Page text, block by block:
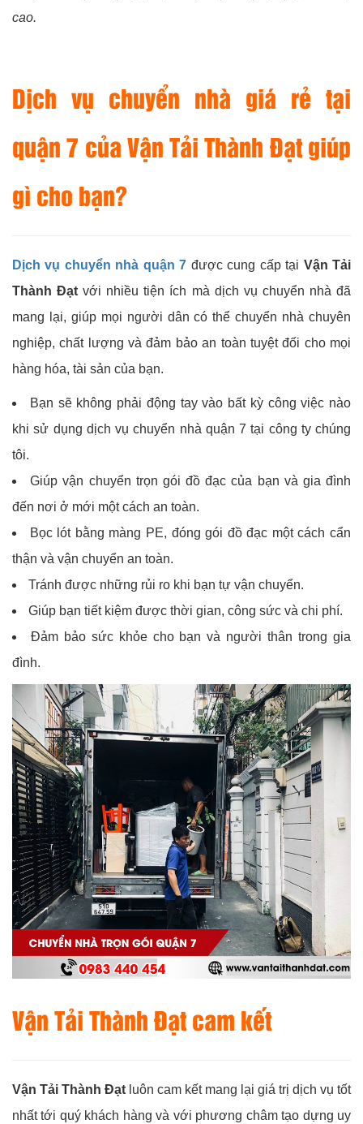
cao.
Dịch vụ chuyển nhà giá rẻ tại
quận 7 củaVận Tải Thành Đạtgiúp
gì cho bạn?
Dịch vụ chuyển nhà quận 7 được cung cấp tại Vận Tải
Thành Đạt với nhiều tiện ích mà dịch vụ chuyển nhà đã
mang lại, giúp mọi người dân có thể chuyển nhà chuyên
nghiệp, chất lượng và đảm bảo an toàn tuyệt đối cho mọi
hàng hóa, tài sản của bạn.
Bạn sẽ không phải động tay vào bất kỳ công việc nào
khi sử dụng dịch vụ chuyển nhà quận 7 tại công ty chúng
tôi.
Giúp vận chuyển trọn gói đồ đạc của bạn và gia đình
đến nơi ở mới một cách an toàn.
Bọc lót bằng màng PE, đóng gói đồ đạc một cách cẩn
thận và vận chuyển an toàn.
Tránh được những rủi ro khi bạn tự vận chuyển.
Giúp bạn tiết kiệm được thời gian, công sức và chi phí.
Đảm bảo sức khỏe cho bạn và người thân trong gia
đình.
Vận Tải Thành Đạtcam kết
Vận Tải Thành Đạt luôn cam kết mang lại giá trị dịch vụ tốt
nhất tới quý khách hàng và với phương châm tạo dựng uy